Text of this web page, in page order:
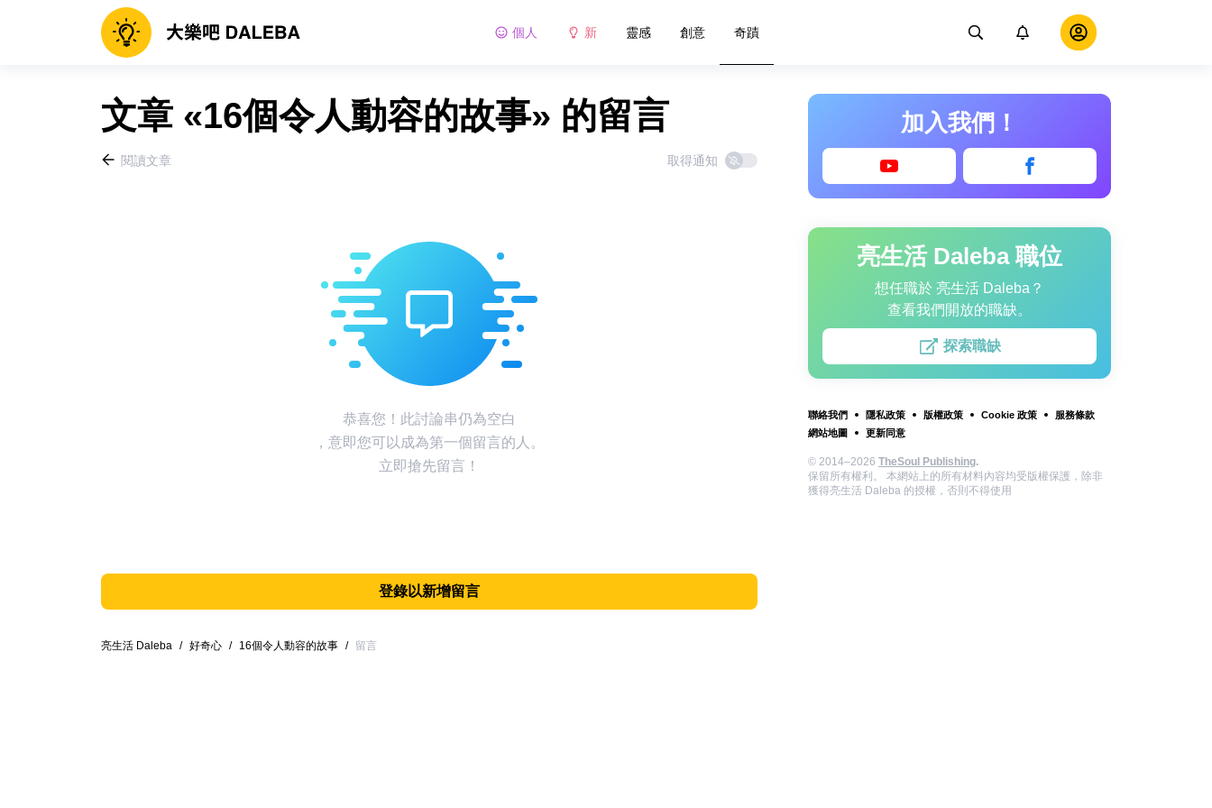
個人 新 靈感 創意 奇蹟
加入我們！
亮生活 Daleba 職位
想任職於 亮生活 Daleba？
查看我們開放的職缺。
探索職缺
聯絡我們 隱私政策 版權政策 Cookie 政策
服務條款
網站地圖
更新同意
© 2014–2026 TheSoul Publishing.
保留所有權利。 本網站上的所有材料內容均受版權保護，除非
獲得亮生活 Daleba 的授權，否則不得使用
文章 «16個令人動容的故事» 的留言
閱讀文章 取得通知
恭喜您！此討論串仍為空白
，意即您可以成為第一個留言的人。
立即搶先留言！
登錄以新增留言
亮生活 Daleba / 好奇心 / 16個令人動容的故事 / 留言